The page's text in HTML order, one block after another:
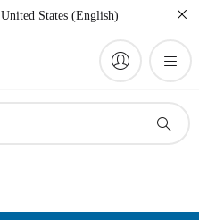
United States (English)